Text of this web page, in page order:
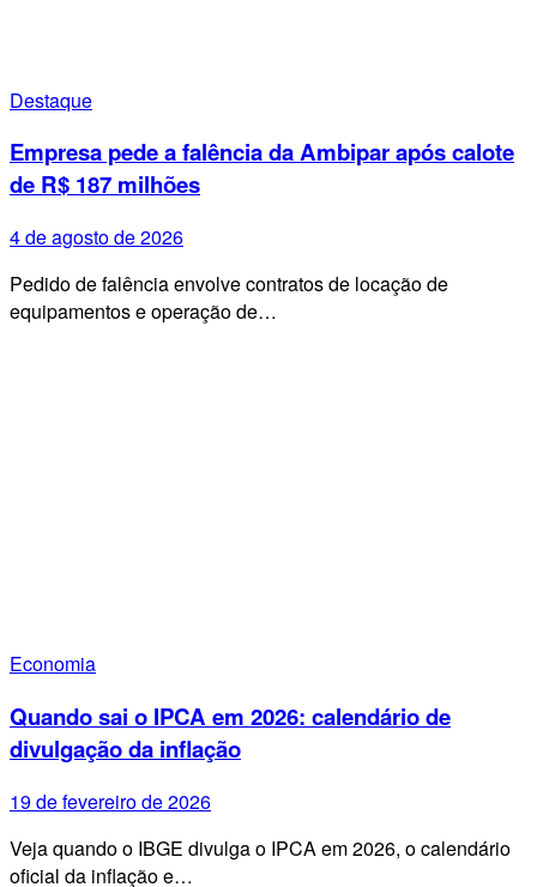
Destaque
Empresa pede a falência da Ambipar após calote
de R$ 187 milhões
4 de agosto de 2026
Pedido de falência envolve contratos de locação de
equipamentos e operação de…
Economia
Quando sai o IPCA em 2026: calendário de
divulgação da inflação
19 de fevereiro de 2026
Veja quando o IBGE divulga o IPCA em 2026, o calendário
oficial da inflação e…